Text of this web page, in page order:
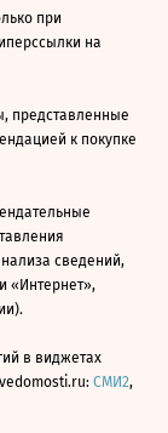
при
на
представленные
к покупке
сведений,
«Интернет»,
в виджетах
СМИ2,